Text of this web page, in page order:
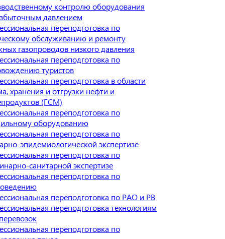
контролю оборудования
давлением
переподготовка по
обслуживанию и ремонту
газопроводов низкого давления
переподготовка по
туристов
переподготовка в области
хранения и отгрузки нефти и
(ГСМ)
переподготовка по
оборудованию
переподготовка по
эпидемиологической экспертизе
переподготовка по
санитарной экспертизе
переподготовка по
переподготовка по РАО и РВ
переподготовка технологиям
переподготовка по